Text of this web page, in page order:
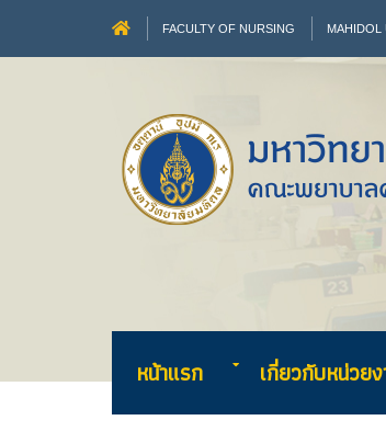
FACULTY OF NURSING MAHIDOL
หน้าแรก เกี่ยวกับหน่วย